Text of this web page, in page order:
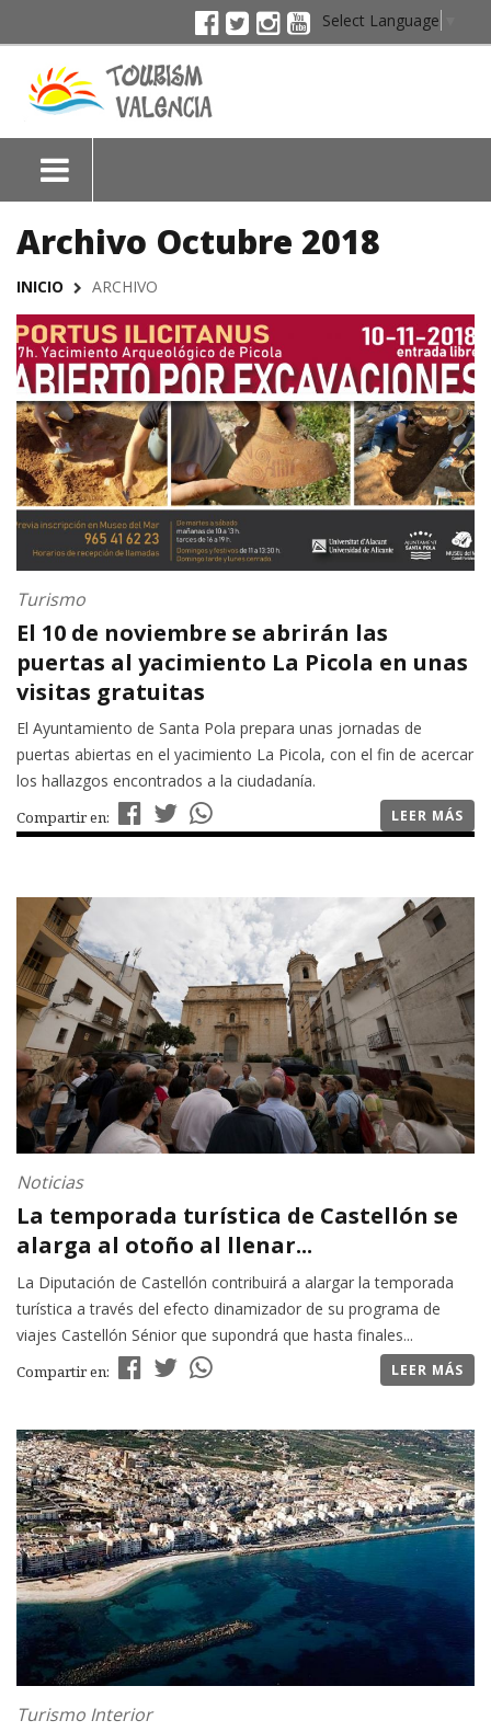
Select Language
Archivo Octubre 2018
INICIO ARCHIVO
Turismo
El 10 de noviembre se abrirán las
puertas al yacimiento La Picola en unas
visitas gratuitas
El Ayuntamiento de Santa Pola prepara unas jornadas de
puertas abiertas en el yacimiento La Picola, con el fin de acercar
los hallazgos encontrados a la ciudadanía.
Compartir en: LEER MÁS
Noticias
La temporada turística de Castellón se
alarga al otoño al llenar...
La Diputación de Castellón contribuirá a alargar la temporada
turística a través del efecto dinamizador de su programa de
viajes Castellón Sénior que supondrá que hasta finales...
Compartir en: LEER MÁS
Turismo Interior